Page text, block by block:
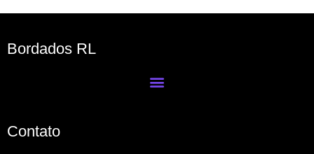
Bordados RL
Contato